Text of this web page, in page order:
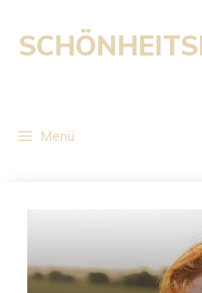
Inhalt
springen
Menü